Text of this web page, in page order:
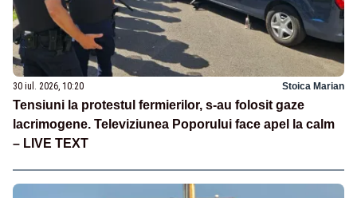
30 iul. 2026, 10:20 Stoica Marian
Tensiuni la protestul fermierilor, s-au folosit gaze
lacrimogene. Televiziunea Poporului face apel la calm
– LIVE TEXT